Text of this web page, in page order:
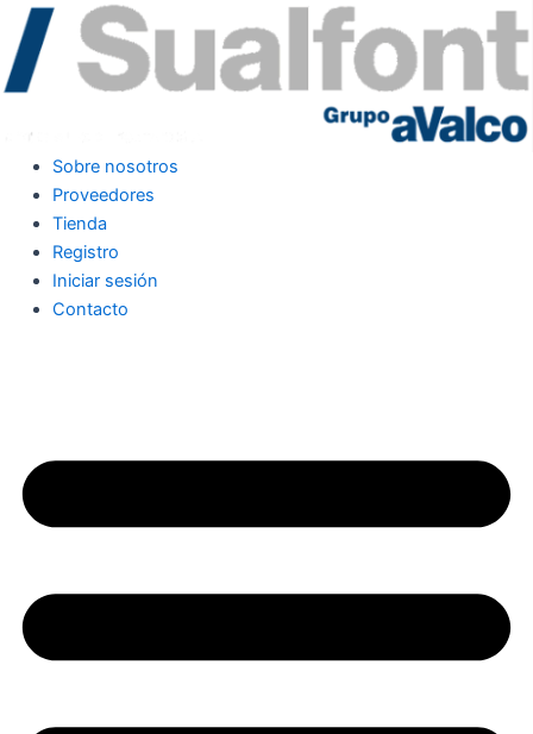
contenido
Sobre nosotros
Proveedores
Tienda
Registro
Iniciar sesión
Contacto